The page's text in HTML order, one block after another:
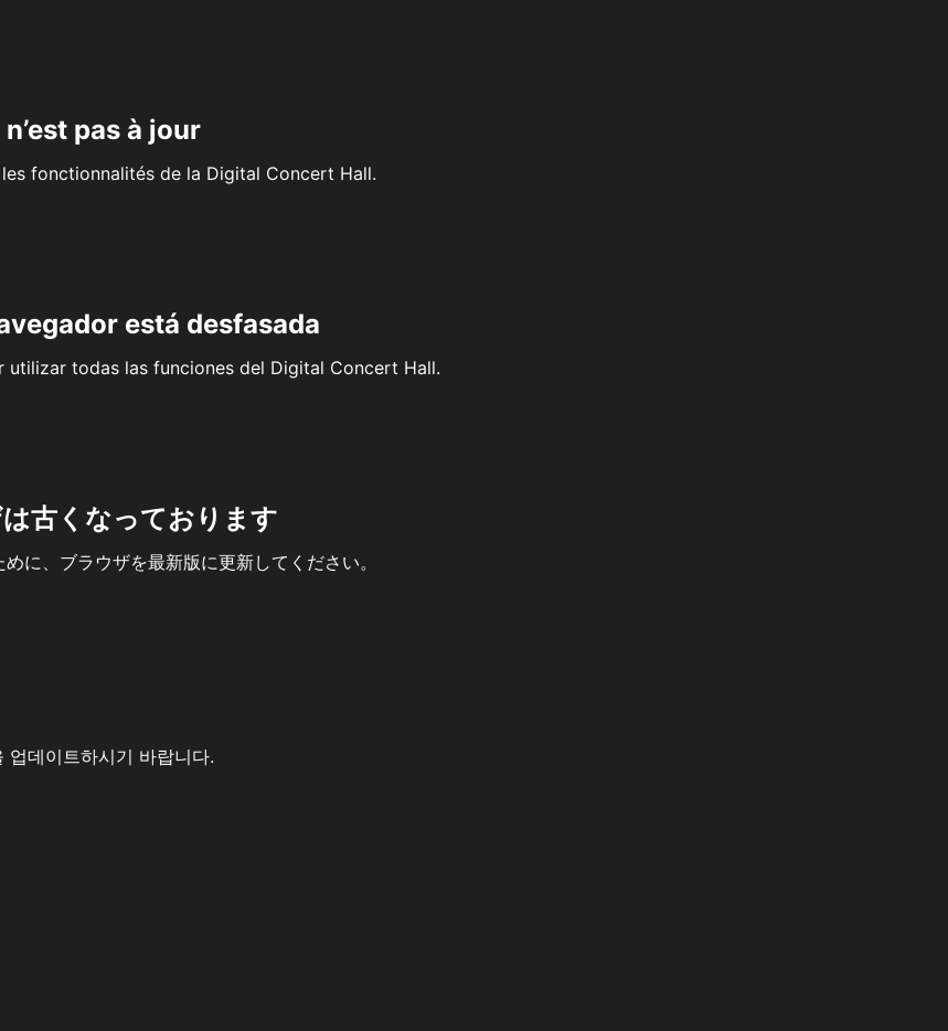
pas à jour
fonctionnalités de la Digital Concert Hall.
está desfasada
todas las funciones del Digital Concert Hall.
古くなっております
に、ブラウザを最新版に更新してください。
데이트하시기 바랍니다.